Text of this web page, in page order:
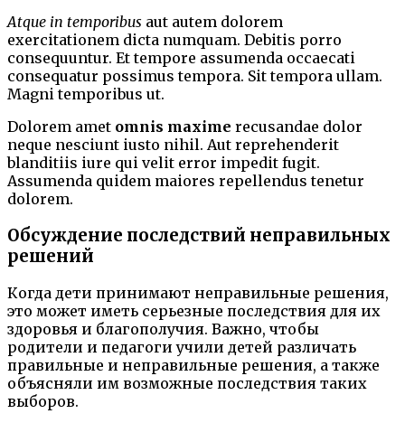
Atque in temporibus aut autem dolorem
exercitationem dicta numquam. Debitis porro
consequuntur. Et tempore assumenda occaecati
consequatur possimus tempora. Sit tempora ullam.
Magni temporibus ut.
Dolorem amet omnis maxime recusandae dolor
neque nesciunt iusto nihil. Aut reprehenderit
blanditiis iure qui velit error impedit fugit.
Assumenda quidem maiores repellendus tenetur
dolorem.
Обсуждение последствий неправильных
решений
Когда дети принимают неправильные решения,
это может иметь серьезные последствия для их
здоровья и благополучия. Важно, чтобы
родители и педагоги учили детей различать
правильные и неправильные решения, а также
объясняли им возможные последствия таких
выборов.